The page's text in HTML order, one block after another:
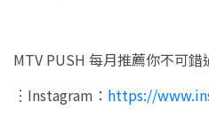
MTV PUSH 每月推薦你不可錯
︙Instagram： https://